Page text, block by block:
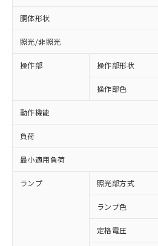
胴体形状
照光/非照光
操作部 操作部形状
操作部色
動作機能
負荷
最小適用負荷
ランプ 照光部方式
ランプ色
定格電圧